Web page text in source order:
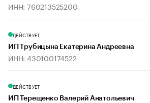
ИНН: 760213525200
ДЕЙСТВУЕТ
ИП Трубицына Екатерина Андреевна
ИНН: 430100174522
ДЕЙСТВУЕТ
ИП Терещенко Валерий Анатольевич